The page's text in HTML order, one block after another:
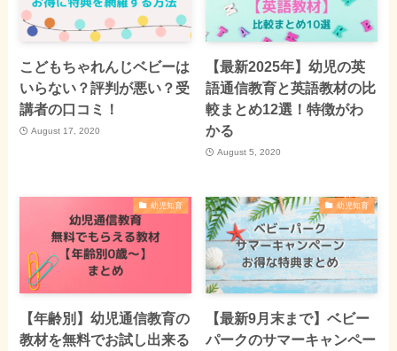
こどもちゃれんじベビーは
いらない？評判が悪い？受
講者の口コミ！
August 17, 2020
【最新2025年】幼児の英
語通信教育と英語教材の比
較まとめ12選！特徴がわ
かる
August 5, 2020
幼児知育
【年齢別】幼児通信教育の
教材を無料でお試し出来る
幼児知育
【最新9月末まで】ベビー
パークのサマーキャンペー